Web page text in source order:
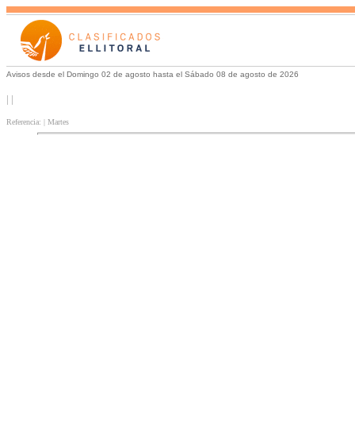
Avisos desde el Domingo 02 de agosto hasta el Sábado 08 de agosto de 2026
| |
Referencia: | Martes